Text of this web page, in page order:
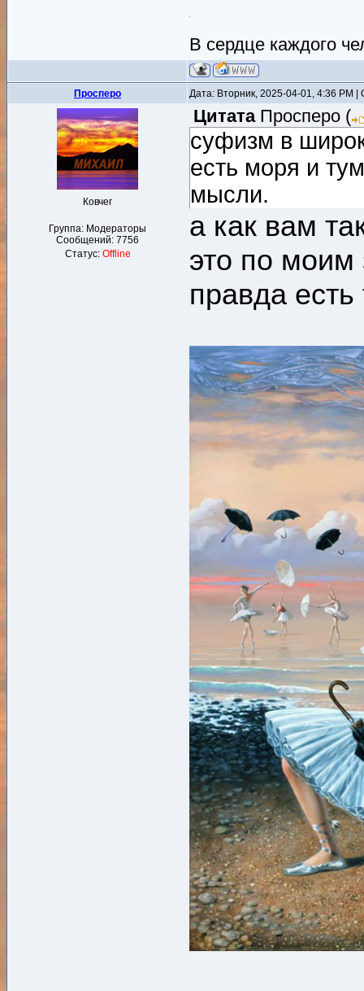
В сердце каждого
Просперо Дата: Вторник, 2025-04-01, 4:36 PM
Ковчег
Группа: Модераторы
Сообщений: 7756
Статус: Offline
Цитата Просперо (
суфизм в
есть моря и
мысли.
а как вам
это по моим
правда